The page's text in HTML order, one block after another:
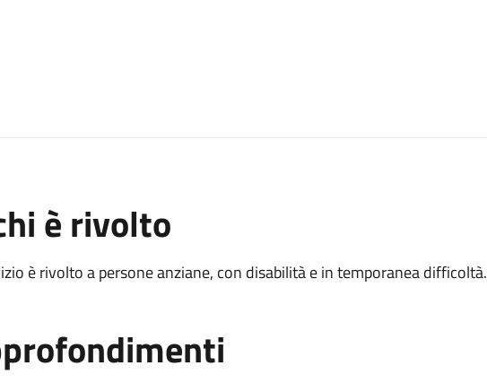
è rivolto
è rivolto a persone anziane, con disabilità e in temporanea difficoltà.